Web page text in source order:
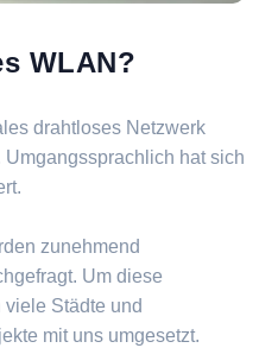
WLAN?
drahtloses Netzwerk
hat sich
zunehmend
Um diese
Städte und
mit uns umgesetzt.